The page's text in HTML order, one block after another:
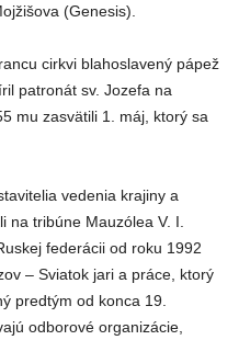
(Genesis).
cirkvi blahoslavený pápež
patronát sv. Jozefa na
mu zasvätili 1. máj, ktorý sa
vedenia krajiny a
na tribúne Mauzólea V. I.
federácii od roku 1992
– Sviatok jari a práce, ktorý
predtým od konca 19.
odborové organizácie,